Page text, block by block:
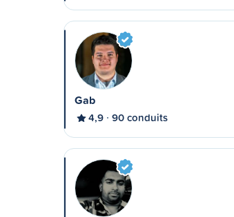
Gab
4,9 90 conduits